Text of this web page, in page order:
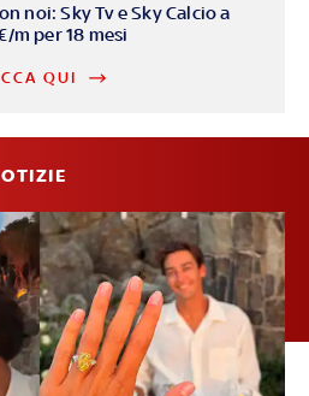
noi: Sky Tv e Sky Calcio a
m per 18 mesi
QUI